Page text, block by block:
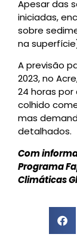
Apesar das
iniciadas,
sobre
na
A previsão
2023, no
24 horas
colhido
mas
detalhados.
Com
Programa
Climáticas